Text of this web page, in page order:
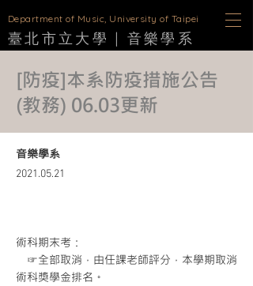
Department of Music, University of Taipei
臺北市立大學 | 音樂學 系
[防疫]本系防疫措施公告
(教務) 06.03更新
音樂學系
2021.05.21
術科期末考：
☞全部取消，由任課老師評分，本學期取消
術科獎學金排名。